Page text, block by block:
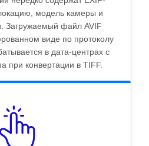
модель камеры и
Загружаемый файл AVIF
виде по протоколу
в дата-центрах с
при конвертации в TIFF.